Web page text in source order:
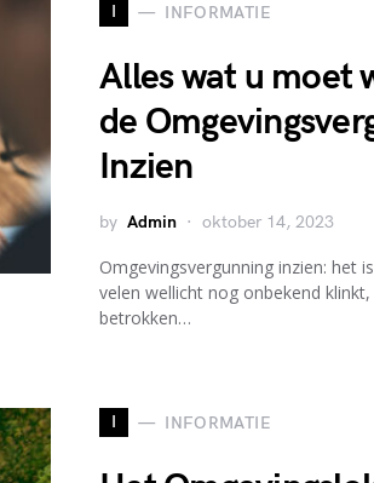
I INFORMATIE
Alles wat u moet
de
Inzien
by Admin oktober 14, 2023
Omgevingsvergunning inzien: het
velen wellicht nog onbekend
betrokken…
I INFORMATIE